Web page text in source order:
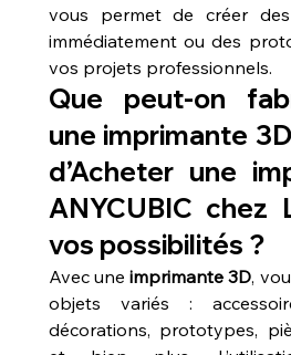
vous permet de créer
immédiatement ou des
vos projets professionnels.
Que peut-on
une imprimante
d’Acheter une
ANYCUBIC chez
vos possibilités ?
Avec une imprimante 3D,
objets variés :
décorations, prototypes,